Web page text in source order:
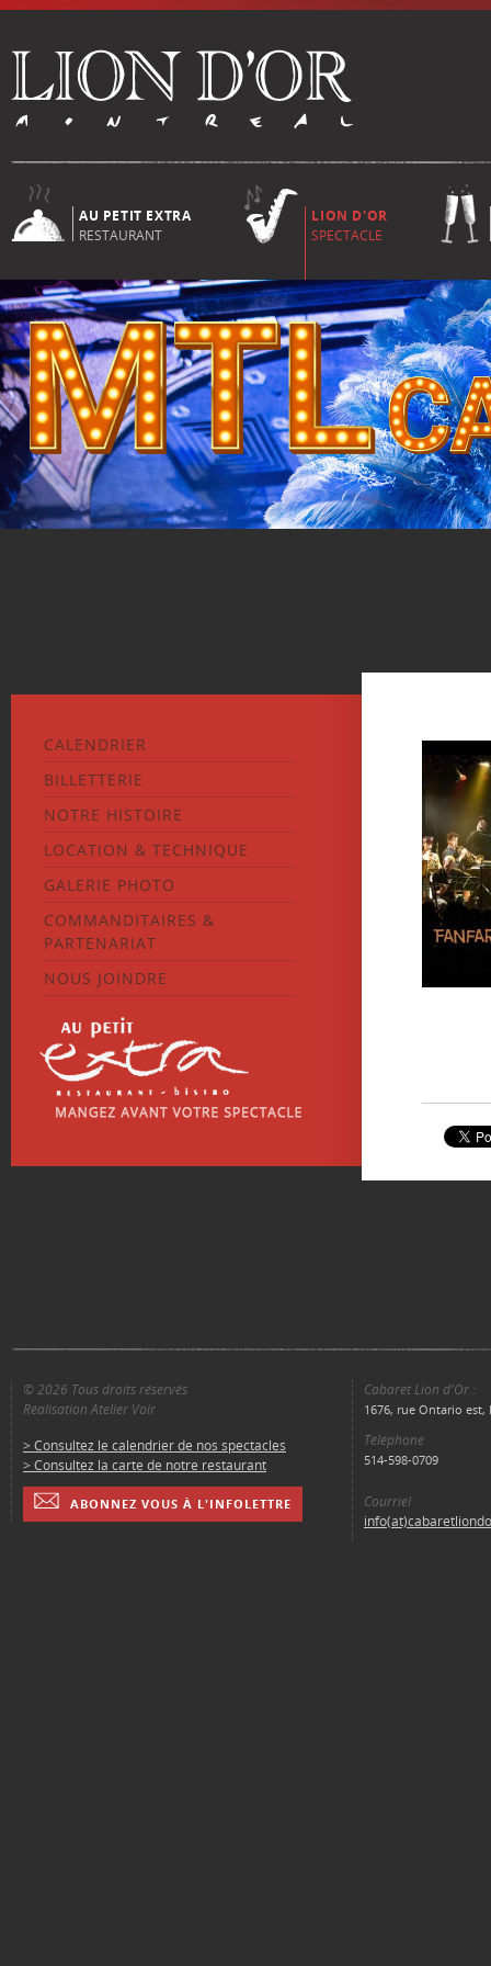
AU PETIT EXTRA
RESTAURANT
LION D'OR
SPECTACLE
CALENDRIER
BILLETTERIE
NOTRE HISTOIRE
LOCATION & TECHNIQUE
GALERIE PHOTO
COMMANDITAIRES &
PARTENARIAT
NOUS JOINDRE
© 2026 Tous droits réservés
Réalisation Atelier Voir
> Consultez le calendrier de nos spectacles
> Consultez la carte de notre restaurant
ABONNEZ VOUS À L'INFOLETTRE
Cabaret Lion d'Or :
1676, rue Ontario est,
Téléphone
514-598-0709
Courriel